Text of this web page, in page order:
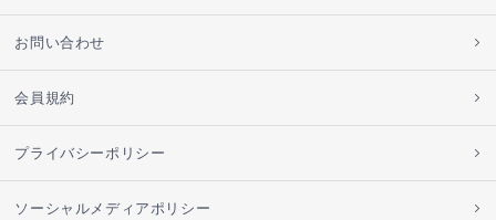
お問い合わせ
会員規約
プライバシーポリシー
ソーシャルメディアポリシー